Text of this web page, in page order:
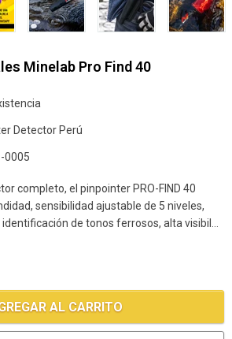
Minelab Pro Find 40
Detector Perú
0005
completo, el pinpointer PRO-FIND 40
sensibilidad ajustable de 5 niveles,
de tonos ferrosos, alta visibil...
AL CARRITO